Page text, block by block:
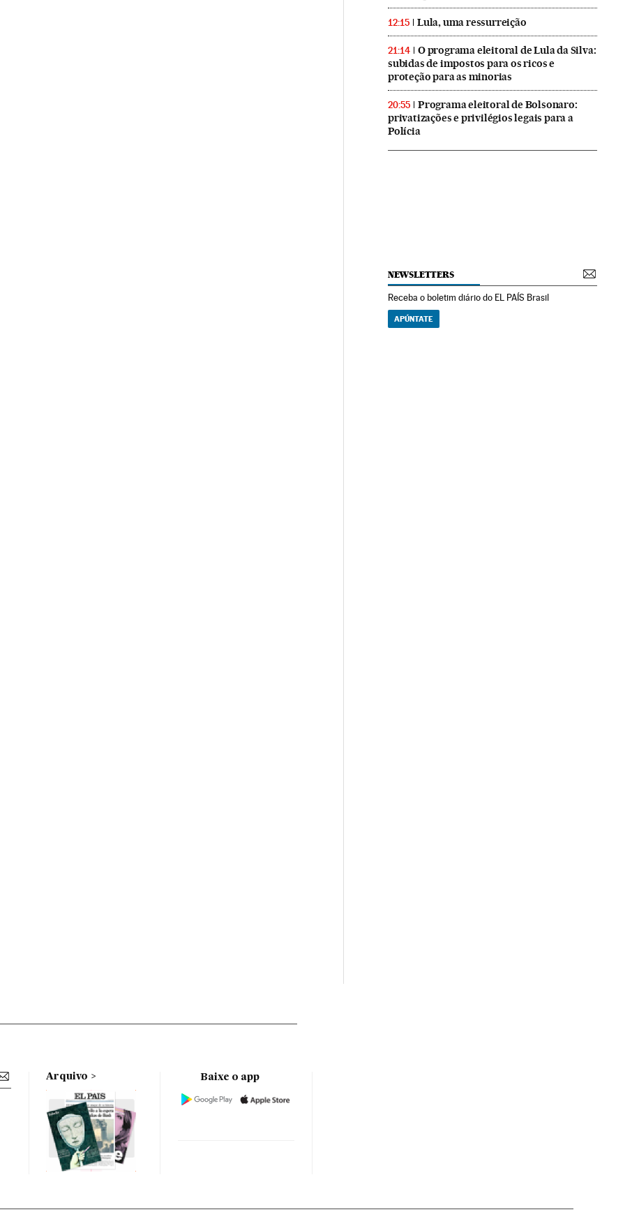
12:15 Lula, uma ressurreição
21:14
O programa eleitoral de Lula da Silva:
subidas de impostos para os ricos e
proteção para as minorias
20:55
Programa eleitoral de Bolsonaro:
privatizações e privilégios legais para a
Polícia
NEWSLETTERS
Receba o boletim diário do EL PAÍS Brasil
APÚNTATE
Arquivo Baixe o app